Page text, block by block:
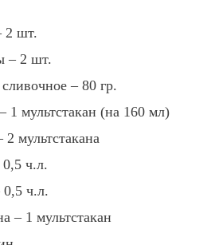
2 шт.
– 2 шт.
– 80 гр.
1 мультстакан (на 160 мл)
мультстакана
ч.л.
ч.л.
– 1 мультстакан